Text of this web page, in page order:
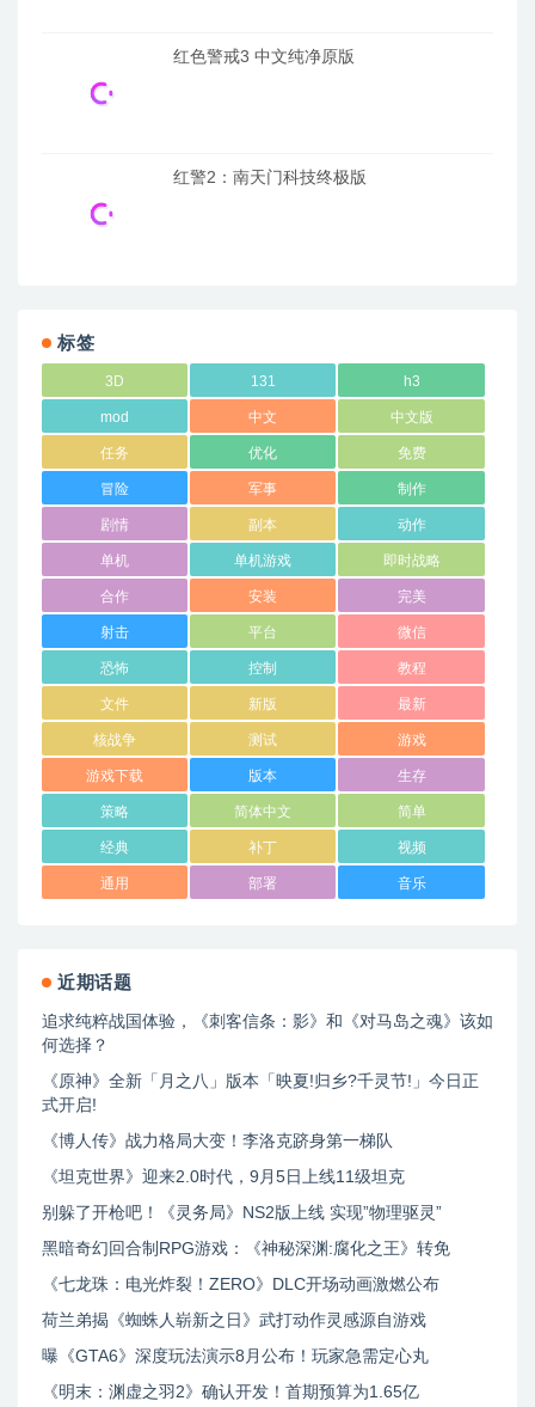
红色警戒3 中文纯净原版
红警2：南天门科技终极版
标签
3D 131 h3
mod 中文 中文版
任务 优化 免费
冒险 军事 制作
剧情 副本 动作
单机 单机游戏 即时战略
合作 安装 完美
射击 平台 微信
恐怖 控制 教程
文件 新版 最新
核战争 测试 游戏
游戏下载 版本 生存
策略 简体中文 简单
经典 补丁 视频
通用 部署 音乐
近期话题
追求纯粹战国体验，《刺客信条：影》和《对马岛之魂》该如
何选择？
《原神》全新「月之八」版本「映夏!归乡?千灵节!」今日正
式开启!
《博人传》战力格局大变！李洛克跻身第一梯队
《坦克世界》迎来2.0时代，9月5日上线11级坦克
别躲了开枪吧！《灵务局》NS2版上线 实现”物理驱灵”
黑暗奇幻回合制RPG游戏：《神秘深渊:腐化之王》转免
《七龙珠：电光炸裂！ZERO》DLC开场动画激燃公布
荷兰弟揭《蜘蛛人崭新之日》武打动作灵感源自游戏
曝《GTA6》深度玩法演示8月公布！玩家急需定心丸
《明末：渊虚之羽2》确认开发！首期预算为1.65亿